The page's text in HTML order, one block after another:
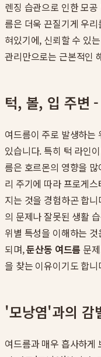
렌징 습관으로 인한 모
름은 더욱 끈질기게 우
혀있기에, 신뢰할 수 있는
관리만으로는 근본적인
턱, 볼, 입 주변
여드름이 주로 발생하는
있습니다. 특히 턱 라인
름은 호르몬의 영향을
리 주기에 따라 프로게
지는 것을 경험하곤 합
의 문제나 잘못된 생활
위별 특성을 이해하는
되며,둔산동 여드름 문
을 찾는 이유이기도 합니
'모낭염'과의 감
여드름과 매우 흡사하게